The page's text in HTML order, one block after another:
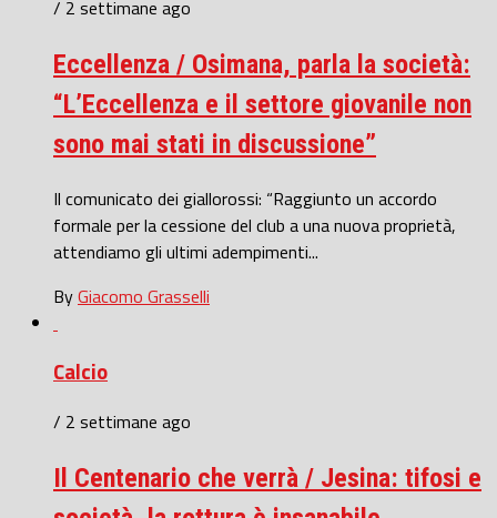
/ 2 settimane ago
Eccellenza / Osimana, parla la società:
“L’Eccellenza e il settore giovanile non
sono mai stati in discussione”
Il comunicato dei giallorossi: “Raggiunto un accordo
formale per la cessione del club a una nuova proprietà,
attendiamo gli ultimi adempimenti...
ByGiacomo Grasselli
Calcio
/ 2 settimane ago
Il Centenario che verrà / Jesina: tifosi e